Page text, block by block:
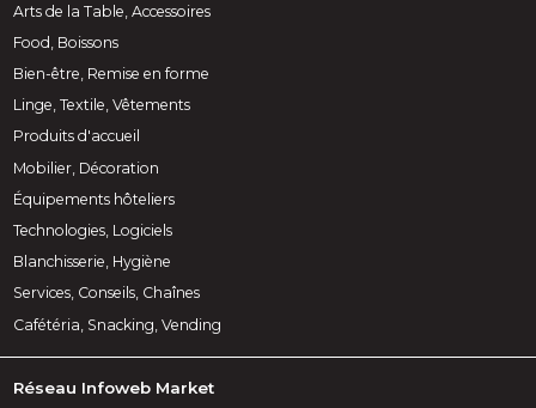
Arts de la Table, Accessoires
Food, Boissons
Bien-être, Remise en forme
Linge, Textile, Vêtements
Produits d'accueil
Mobilier, Décoration
Équipements hôteliers
Technologies, Logiciels
Blanchisserie, Hygiène
Services, Conseils, Chaînes
Cafétéria, Snacking, Vending
Réseau Infoweb Market